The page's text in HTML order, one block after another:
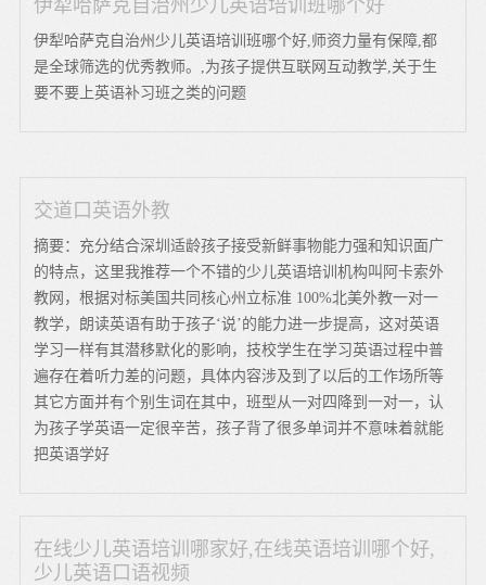
伊犁哈萨克自治州少儿英语培训班哪个好
伊犁哈萨克自治州少儿英语培训班哪个好,师资力量有保障,都
是全球筛选的优秀教师。,为孩子提供互联网互动教学,关于生
要不要上英语补习班之类的问题
交道口英语外教
摘要：充分结合深圳适龄孩子接受新鲜事物能力强和知识面广
的特点，这里我推荐一个不错的少儿英语培训机构叫阿卡索外
教网，根据对标美国共同核心州立标准 100%北美外教一对一
教学，朗读英语有助于孩子‘说’的能力进一步提高，这对英语
学习一样有其潜移默化的影响，技校学生在学习英语过程中普
遍存在着听力差的问题，具体内容涉及到了以后的工作场所等
其它方面并有个别生词在其中，班型从一对四降到一对一，认
为孩子学英语一定很辛苦，孩子背了很多单词并不意味着就能
把英语学好
在线少儿英语培训哪家好,在线英语培训哪个好,
少儿英语口语视频